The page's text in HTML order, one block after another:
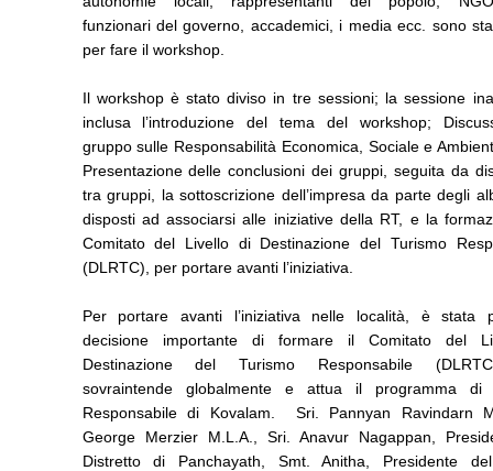
funzionari del governo, accademici, i media ecc. sono
per fare il workshop.
Il workshop è stato diviso in tre sessioni; la sessione
inclusa l’introduzione del tema del workshop;
gruppo sulle Responsabilità Economica, Sociale e
Presentazione delle conclusioni dei gruppi, seguita da
tra gruppi, la sottoscrizione dell’impresa da parte degli
disposti ad associarsi alle iniziative della RT, e la
Comitato del Livello di Destinazione del Turismo
(DLRTC), per portare avanti l’iniziativa.
Per portare avanti l’iniziativa nelle località, è stata
decisione importante di formare il Comitato del
Destinazione del Turismo Responsabile
sovraintende globalmente e attua il programma di
Responsabile di Kovalam. Sri. Pannyan Ravindarn
George Merzier M.L.A., Sri. Anavur Nagappan,
Distretto di Panchayath, Smt. Anitha, Presidente